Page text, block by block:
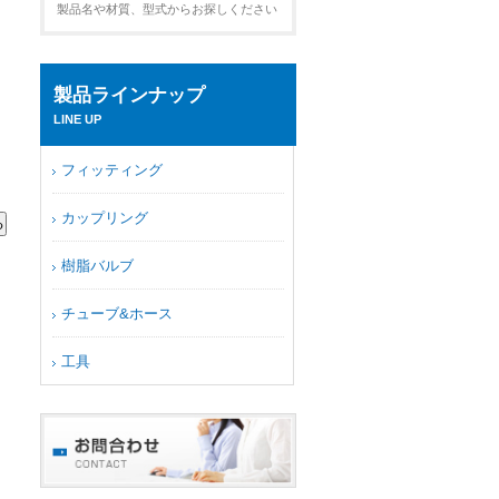
製品名や材質、型式からお探しください
製品ラインナップ
LINE UP
フィッティング
カップリング
樹脂バルブ
チューブ&ホース
工具